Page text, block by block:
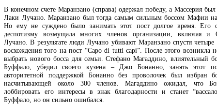
В конечном счете Маранзано (справа) одержал победу, а Массерия
Лаки Лучано. Маранзано был тогда самым сильным боссом Мафии
Но ему не суждено было занимать этот пост долгое время. Его
деспотизму возмущала многих членов организации, включая и
Лучано. В результате люди Лучано убивают Маранзано спустя четыре
восхождения того на пост “Capo di tutti capi”. После этого возникла
выбрать нового босса для семьи. Стефано Магаддино, влиятельный
Буффало, убедил своего кузена – Джо Бонанно, занять этот
авторитетной поддержкой Бонанно без проволочек был избран
насчитывающей около 300 членов. Магаддино ожидал, что
лоббировать его интересы в знак благодарности и станет
Буффало, но он сильно ошибался.